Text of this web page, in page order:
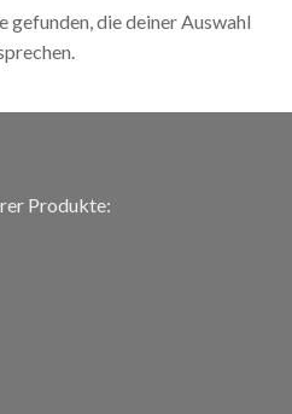
gefunden, die deiner Auswahl
Produkte: